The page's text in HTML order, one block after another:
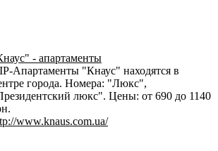
- апартаменты
Апартаменты "Кнаус" находятся в
города. Номера: "Люкс",
люкс". Цены: от 690 до 1140
www.knaus.com.ua/